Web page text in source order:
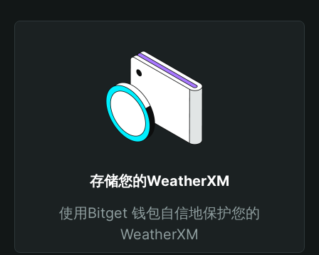
存储您的WeatherXM
使用Bitget 钱包自信地保护您的
WeatherXM